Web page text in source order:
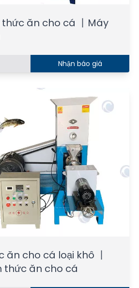
ăn cho cá 丨Máy
Nhận báo giá
ăn cho cá loại khô 丨
thức ăn cho cá